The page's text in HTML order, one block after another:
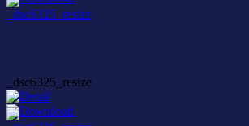
_dsc6325_resize